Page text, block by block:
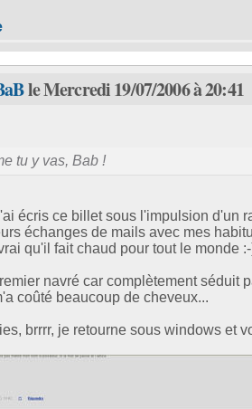
le Mercredi 19/07/2006 à 20:41
tu y vas, Bab !
écris ce billet sous l'impulsion d'un
échanges de mails avec mes
qu'il fait chaud pour tout le monde
navré car complètement séduit
coûté beaucoup de cheveux...
brrrr, je retourne sous windows et